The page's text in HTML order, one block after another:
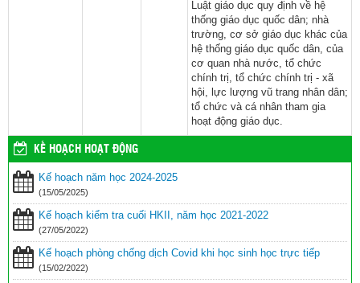
Luật giáo dục quy định về hệ
thống giáo dục quốc dân; nhà
trường, cơ sở giáo dục khác của
hệ thống giáo dục quốc dân, của
cơ quan nhà nước, tổ chức
chính trị, tổ chức chính trị - xã
hội, lực lượng vũ trang nhân dân;
tổ chức và cá nhân tham gia
hoạt động giáo dục.
KẾ HOẠCH HOẠT ĐỘNG
Kế hoạch năm học 2024-2025
(15/05/2025)
Kế hoạch kiểm tra cuối HKII, năm học 2021-2022
(27/05/2022)
Kế hoạch phòng chống dịch Covid khi học sinh học trực tiếp
(15/02/2022)